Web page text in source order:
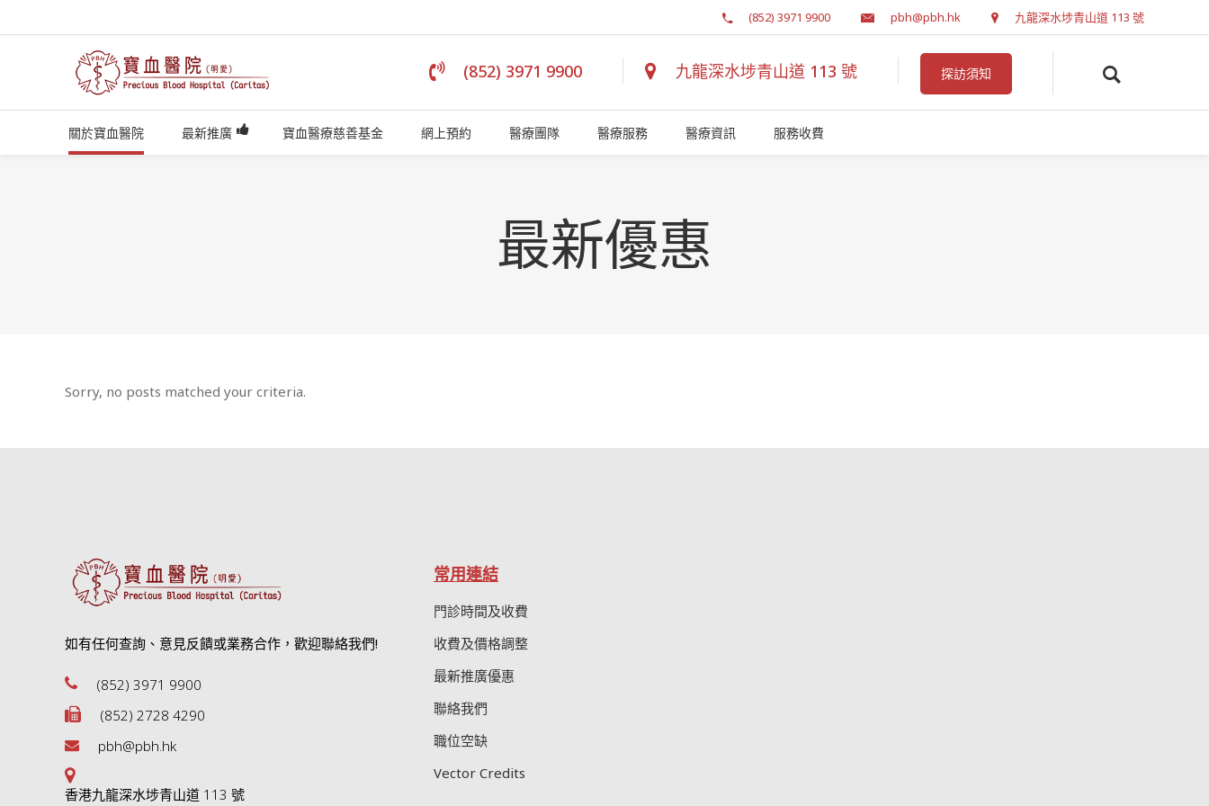
(852) 3971 9900 pbh@pbh.hk 九龍深水埗青山道 113 號
(852) 3971 9900 九龍深水埗青山道 113 號 探訪須知
關於寶血醫院 最新推廣 寶血醫療慈善基金 網上預約 醫療團隊 醫療服務 醫療資訊 服務收費
最新優惠
Sorry, no posts matched your criteria.
如有任何查詢、意見反饋或業務合作，歡迎聯絡我們!
(852) 3971 9900
(852) 2728 4290
pbh@pbh.hk
香港九龍深水埗青山道 113 號
常用連結
門診時間及收費
收費及價格調整
最新推廣優惠
聯絡我們
職位空缺
Vector Credits